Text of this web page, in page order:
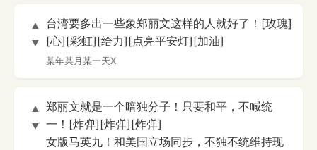
▲
▼
台湾要多出一些象郑丽文这样的人就好了！[玫瑰]
[心][彩虹][给力][点亮平安灯][加油]
某年某月某一天X
▲
▼
郑丽文就是一个暗独分子！只要和平，不喊统
一！[炸弹][炸弹][炸弹]
女版马英九！和美国立场同步，不独不统维持现